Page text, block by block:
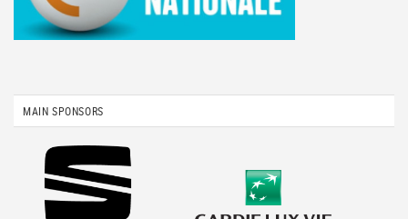
MAIN SPONSORS